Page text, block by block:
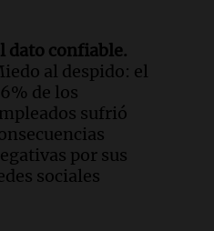
restituye salarios
por paro en dos
dato confiable.
al despido: el
de los
sufrió
por sus
sociales